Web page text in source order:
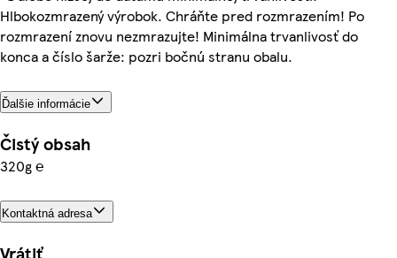
Hlbokozmrazený výrobok. Chráňte pred rozmrazením! Po
rozmrazení znovu nezmrazujte! Minimálna trvanlivosť do
konca a číslo šarže: pozri bočnú stranu obalu.
Ďalšie informácie
Čistý obsah
320g ℮
Kontaktná adresa
Vrátiť